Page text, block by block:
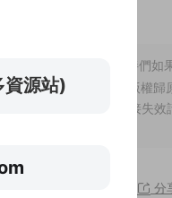
24小時内删除，小夥伴們如
作熱情 2、站内所有版權歸
請諒解！ 3、如有鏈接失效
分
源站)